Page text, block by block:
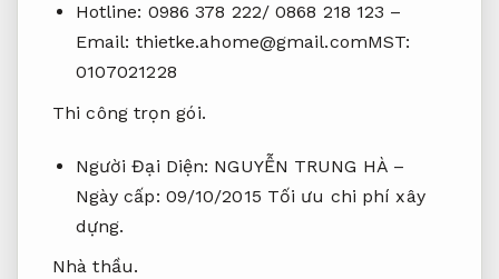
Hotline: 0986 378 222/ 0868 218 123 –
Email: thietke.ahome@gmail.comMST:
0107021228
Thi công trọn gói.
Người Đại Diện: NGUYỄN TRUNG HÀ –
Ngày cấp: 09/10/2015 Tối ưu chi phí xây
dựng.
Nhà thầu.